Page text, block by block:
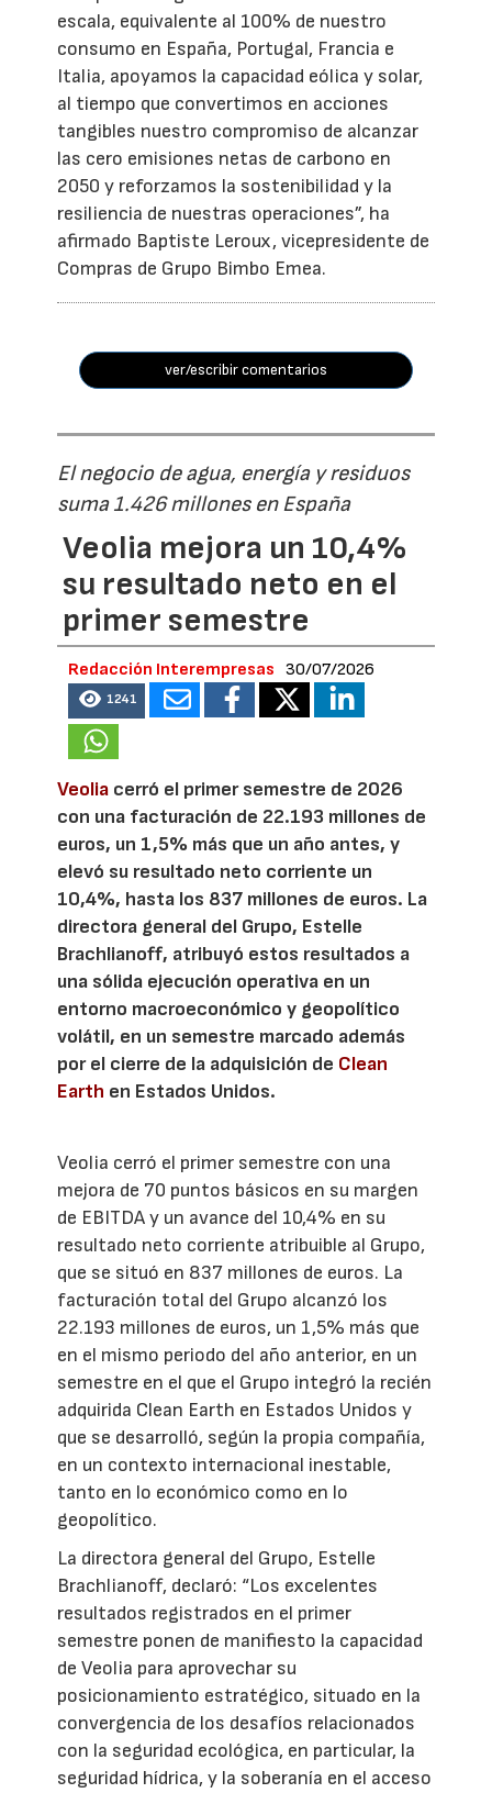
escala, equivalente al 100% de nuestro
consumo en España, Portugal, Francia e
Italia, apoyamos la capacidad eólica y solar,
al tiempo que convertimos en acciones
tangibles nuestro compromiso de alcanzar
las cero emisiones netas de carbono en
2050 y reforzamos la sostenibilidad y la
resiliencia de nuestras operaciones”, ha
afirmado Baptiste Leroux, vicepresidente de
Compras de Grupo Bimbo Emea.
ver/escribir comentarios
El negocio de agua, energía y residuos
suma 1.426 millones en España
Veolia mejora un 10,4%
su resultado neto en el
primer semestre
Redacción Interempresas 30/07/2026
1241
Veolia cerró el primer semestre de 2026
con una facturación de 22.193 millones de
euros, un 1,5% más que un año antes, y
elevó su resultado neto corriente un
10,4%, hasta los 837 millones de euros. La
directora general del Grupo, Estelle
Brachlianoff, atribuyó estos resultados a
una sólida ejecución operativa en un
entorno macroeconómico y geopolítico
volátil, en un semestre marcado además
por el cierre de la adquisición de Clean
Earth en Estados Unidos.
Veolia cerró el primer semestre con una
mejora de 70 puntos básicos en su margen
de EBITDA y un avance del 10,4% en su
resultado neto corriente atribuible al Grupo,
que se situó en 837 millones de euros. La
facturación total del Grupo alcanzó los
22.193 millones de euros, un 1,5% más que
en el mismo periodo del año anterior, en un
semestre en el que el Grupo integró la recién
adquirida Clean Earth en Estados Unidos y
que se desarrolló, según la propia compañía,
en un contexto internacional inestable,
tanto en lo económico como en lo
geopolítico.
La directora general del Grupo, Estelle
Brachlianoff, declaró: “Los excelentes
resultados registrados en el primer
semestre ponen de manifiesto la capacidad
de Veolia para aprovechar su
posicionamiento estratégico, situado en la
convergencia de los desafíos relacionados
con la seguridad ecológica, en particular, la
seguridad hídrica, y la soberanía en el acceso